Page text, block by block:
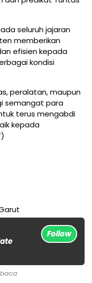
seluruh jajaran
memberikan
efisien kepada
kondisi
peralatan, maupun
semangat para
terus mengabdi
kepada
Follow